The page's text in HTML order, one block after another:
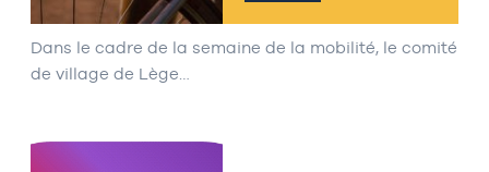
Dans le cadre de la semaine de la mobilité, le comité
de village de Lège…